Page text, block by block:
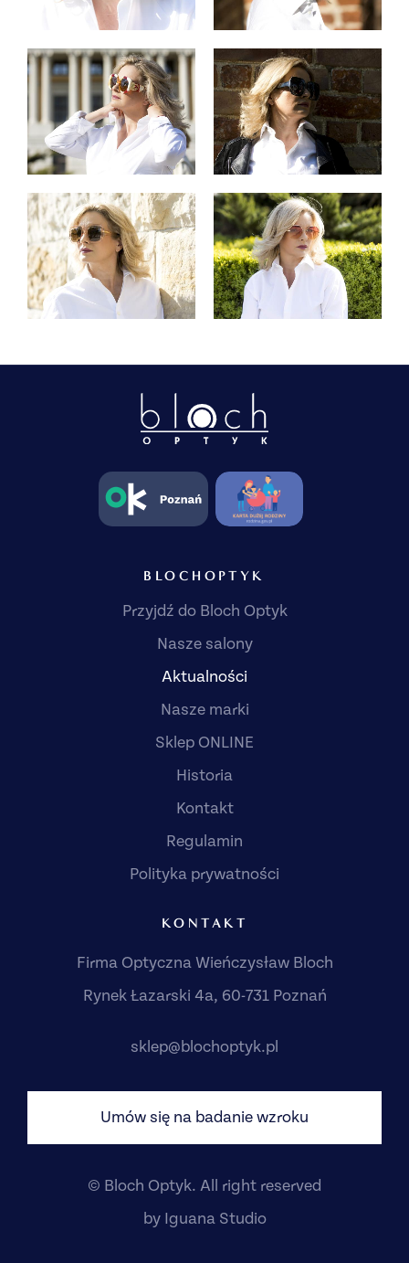
BLOCHOPTYK
Przyjdź do Bloch Optyk
Nasze salony
Aktualności
Nasze marki
Sklep ONLINE
Historia
Kontakt
Regulamin
Polityka prywatności
KONTAKT
Firma Optyczna Wieńczysław Bloch
Rynek Łazarski 4a, 60-731 Poznań
sklep@blochoptyk.pl
Umów się na badanie wzroku
© Bloch Optyk. All right reserved
by Iguana Studio